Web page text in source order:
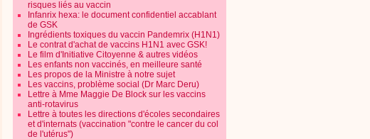
risques liés au vaccin
Infanrix hexa: le document confidentiel accablant
de GSK
Ingrédients toxiques du vaccin Pandemrix (H1N1)
Le contrat d'achat de vaccins H1N1 avec GSK!
Le film d'Initiative Citoyenne & autres vidéos
Les enfants non vaccinés, en meilleure santé
Les propos de la Ministre à notre sujet
Les vaccins, problème social (Dr Marc Deru)
Lettre à Mme Maggie De Block sur les vaccins
anti-rotavirus
Lettre à toutes les directions d'écoles secondaires
et d'internats (vaccination "contre le cancer du col
de l'utérus")